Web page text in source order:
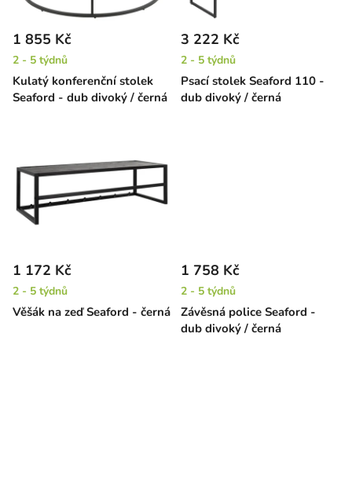
ů
o
d
u
k
Kulatý konferenční stolek
Seaford - dub divoký / černá
1 855 Kč
2 - 5 týdnů
Psací stolek Seaford 110 -
dub divoký / černá
3 222 Kč
2 - 5 týdnů
Věšák na zeď Seaford - černá
1 172 Kč
2 - 5 týdnů
Závěsná police Seaford -
dub divoký / černá
1 758 Kč
2 - 5 týdnů